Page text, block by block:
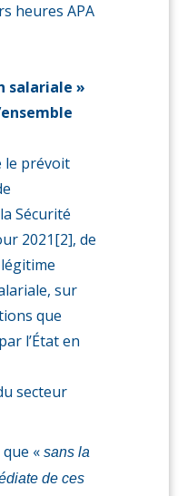
heures APA
salariale »
le prévoit
Sécurité
2021[2], de
sur
que
l’État en
secteur
« sans la
de ces